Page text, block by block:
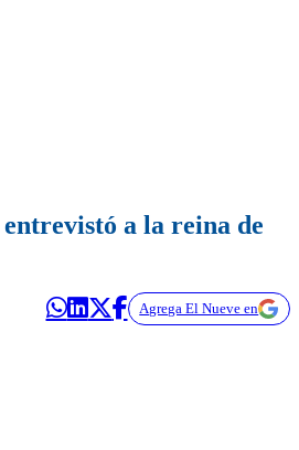
a la reina de
Agrega El Nueve en